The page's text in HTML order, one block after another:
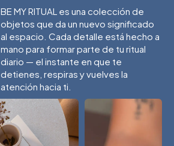
BE MY RITUAL es una colección de
objetos que da un nuevo significado
al espacio. Cada detalle está hecho a
mano para formar parte de tu ritual
diario — el instante en que te
detienes, respiras y vuelves la
atención hacia ti.